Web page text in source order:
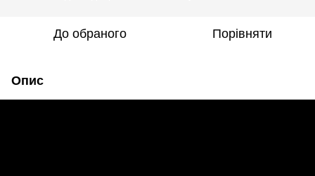
До обраного Порівняти
Опис